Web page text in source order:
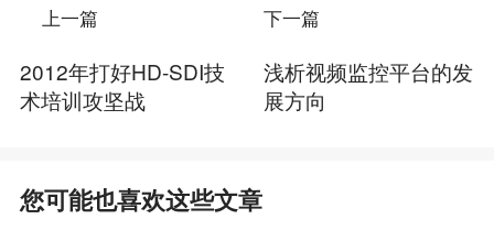
上一篇
2012年打好HD-SDI技
术培训攻坚战
下一篇
浅析视频监控平台的发
展方向
您可能也喜欢这些文章